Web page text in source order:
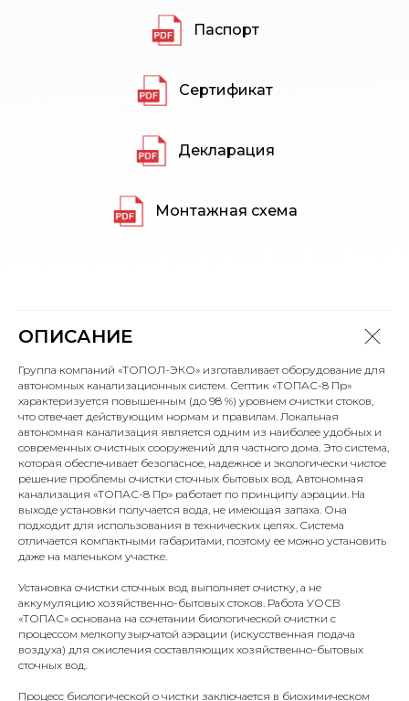
Паспорт
Сертификат
Декларация
Монтажная схема
ОПИСАНИЕ
Группа компаний «ТОПОЛ-ЭКО» изготавливает оборудование для
автономных канализационных систем. Септик «ТОПАС-8 Пр»
характеризуется повышенным (до 98 %) уровнем очистки стоков,
что отвечает действующим нормам и правилам. Локальная
автономная канализация является одним из наиболее удобных и
современных очистных сооружений для частного дома. Это система,
которая обеспечивает безопасное, надежное и экологически чистое
решение проблемы очистки сточных бытовых вод. Автономная
канализация «ТОПАС-8 Пр» работает по принципу аэрации. На
выходе установки получается вода, не имеющая запаха. Она
подходит для использования в технических целях. Система
отличается компактными габаритами, поэтому ее можно установить
даже на маленьком участке.
Установка очистки сточных вод выполняет очистку, а не
аккумуляцию хозяйственно-бытовых стоков. Работа УОСВ
«ТОПАС» основана на сочетании биологической очистки с
процессом мелкопузырчатой аэрации (искусственная подача
воздуха) для окисления составляющих хозяйственно-бытовых
сточных вод.
Процесс биологической о чистки заключается в биохимическом